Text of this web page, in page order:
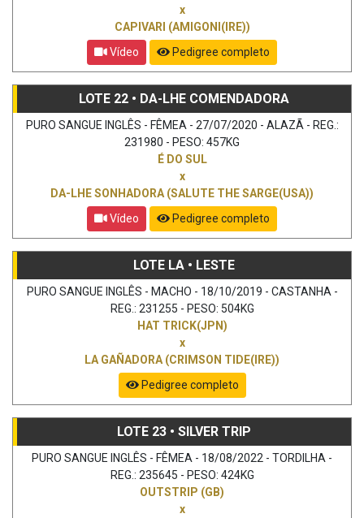
x
CAPIVARI (AMIGONI(IRE))
Vídeo
Pedigree completo
LOTE 22 • DA-LHE COMENDADORA
PURO SANGUE INGLÊS - FÊMEA - 27/07/2020 - ALAZÃ - REG.:
231980 - PESO: 457KG
É DO SUL
x
DA-LHE SONHADORA (SALUTE THE SARGE(USA))
Vídeo
Pedigree completo
LOTE LA • LESTE
PURO SANGUE INGLÊS - MACHO - 18/10/2019 - CASTANHA -
REG.: 231255 - PESO: 504KG
HAT TRICK(JPN)
x
LA GAÑADORA (CRIMSON TIDE(IRE))
Pedigree completo
LOTE 23 • SILVER TRIP
PURO SANGUE INGLÊS - FÊMEA - 18/08/2022 - TORDILHA -
REG.: 235645 - PESO: 424KG
OUTSTRIP (GB)
x